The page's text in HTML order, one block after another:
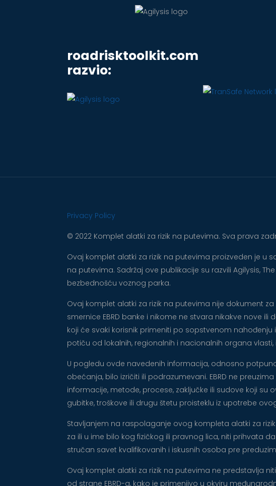
roadrisktoolkit.com
razvio:
Privacy Policy
© 2022 Komplet alatki za rizik na putevima. Sva prava
Ovaj komplet alatki za rizik na putevima proizveden je u
na putevima. Sadržaj ove publikacije su razvili Agilysis,
bezbednošću voznog parka.
Ovaj komplet alatki za rizik na putevima nije dokument
smernice EBRD banke i nikome ne stvara nikakve nove
koji će svaki korisnik primeniti po sopstvenom
potiču od lokalnih, regionalnih i nacionalnih organa
U pogledu ovde navedenih informacija, odnosno
obećanja, bilo izričiti ili podrazumevani. EBRD ne
informacije, metode, procese, zaključke ili sudove koji
gubitke, troškove ili drugu štetu proisteklu iz upotrebe
Stavljanjem na raspolaganje ovog kompleta alatki za
za ili u ime bilo kog fizičkog ili pravnog lica, niti prihvata
stručan savet kvalifikovanih i iskusnih osoba pre
Ovaj komplet alatki za rizik na putevima ne predstavlja
od strane EBRD-a, kako je primenjivo u okviru